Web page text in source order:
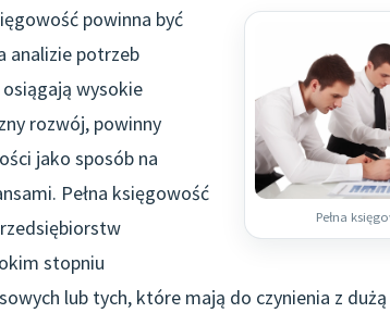
Pełna
powinna być
analizie potrzeb
wysokie
rozwój, powinny
jako sposób na
Pełna księgowość
stopniu
lub tych, które mają do czynienia z